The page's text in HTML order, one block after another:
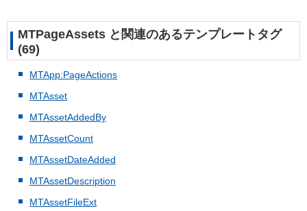
MTPageAssets と関連のあるテンプレートタグ
(69)
MTApp:PageActions
MTAsset
MTAssetAddedBy
MTAssetCount
MTAssetDateAdded
MTAssetDescription
MTAssetFileExt